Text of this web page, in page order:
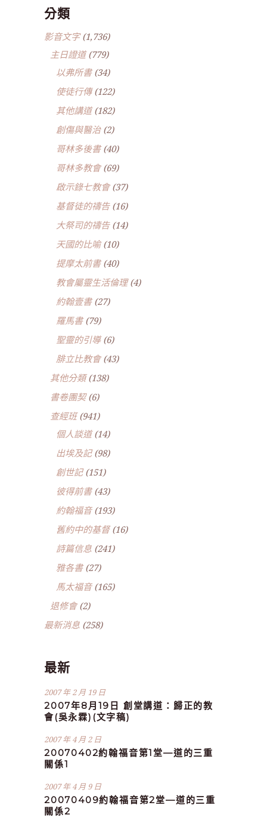
分類
影音文字(1,736)
主日證道(779)
以弗所書(34)
使徒行傳(122)
其他講道(182)
創傷與醫治(2)
哥林多後書(40)
哥林多教會(69)
啟示錄七教會(37)
基督徒的禱告(16)
大祭司的禱告(14)
天國的比喻(10)
提摩太前書(40)
教會屬靈生活倫理(4)
約翰壹書(27)
羅馬書(79)
聖靈的引導(6)
腓立比教會(43)
其他分類(138)
書卷團契(6)
查經班(941)
個人談道(14)
出埃及記(98)
創世記(151)
彼得前書(43)
約翰福音(193)
舊約中的基督(16)
詩篇信息 (241)
雅各書(27)
馬太福音(165)
退修會(2)
最新消息 (258)
最新
2007 年 2 月 19 日
2007年8月19日 創堂講道：歸正的教
會(吳永霖)(文字稿)
2007 年 4 月 2 日
20070402約翰福音第1堂—道的三重
關係1
2007 年 4 月 9 日
20070409約翰福音第2堂—道的三重
關係2